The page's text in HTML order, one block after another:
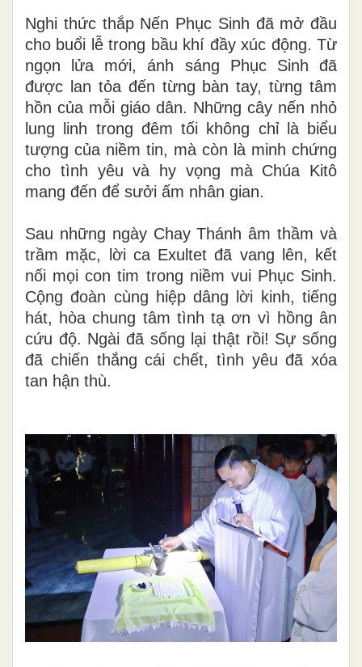
Nghi thức thắp Nến Phục Sinh đã mở đầu
cho buổi lễ trong bầu khí đầy xúc động. Từ
ngọn lửa mới, ánh sáng Phục Sinh đã
được lan tỏa đến từng bàn tay, từng tâm
hồn của mỗi giáo dân. Những cây nến nhỏ
lung linh trong đêm tối không chỉ là biểu
tượng của niềm tin, mà còn là minh chứng
cho tình yêu và hy vọng mà Chúa Kitô
mang đến để sưởi ấm nhân gian.
Sau những ngày Chay Thánh âm thầm và
trầm mặc, lời ca Exultetđã vang lên, kết
nối mọi con tim trong niềm vui Phục Sinh.
Cộng đoàn cùng hiệp dâng lời kinh, tiếng
hát, hòa chung tâm tình tạ ơn vì hồng ân
cứu độ. Ngài đã sống lại thật rồi! Sự sống
đã chiến thắng cái chết, tình yêu đã xóa
tan hận thù.